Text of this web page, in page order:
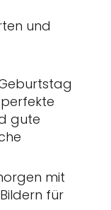
und
gute
mit
für